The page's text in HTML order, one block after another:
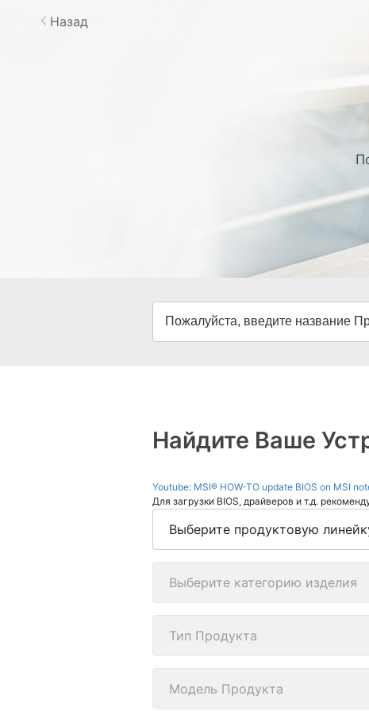
Назад
Найдите Ваше
Youtube: MSI® HOW-TO update BIOS on MSI
Для загрузки BIOS, драйверов и т.д.
Выберите продуктовую
Выберите категорию изделия
Тип Продукта
Модель Продукта